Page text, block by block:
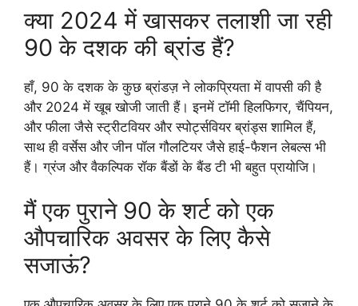
क्या 2024 में खासकर तलाशी जा रही
90 के दशक की ब्रांड हैं?
हाँ, 90 के दशक के कुछ ब्रांडज़ ने लोकप्रियता में वापसी की है
और 2024 में खूब खोजी जाती हैं। इनमें टॉमी हिलफिगर, चैंपियन,
और फीला जैसे स्ट्रीटवियर और स्पोर्ट्सवियर ब्रांड्स शामिल हैं,
साथ ही वर्सेस और जीन पॉल गौलटियर जैसे हाई-फैशन लेबल्स भी
हैं। ग्रंज और वैकल्पिक रॉक बैंडों के बैंड टी भी बहुत प्रायोजि।
मैं एक पुराने 90 के शर्ट को एक
औपचारिक अवसर के लिए कैसे
सजाऊं?